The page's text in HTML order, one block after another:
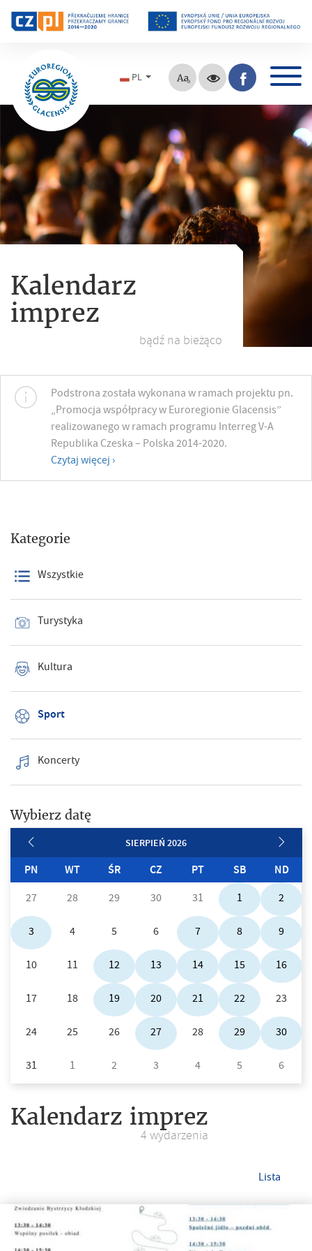
PL
Kalendarz
imprez
bądź na bieżąco
Podstrona została wykonana w ramach projektu pn.
„Promocja współpracy w Euroregionie Glacensis”
realizowanego w ramach programu Interreg V-A
Republika Czeska – Polska 2014-2020.
Czytaj więcej ›
Kategorie
Wszystkie
Turystyka
Kultura
Sport
Koncerty
Wybierz datę
SIERPIEŃ 2026
PN WT ŚR CZ PT SB ND
27 28 29 30 31 1
2
3
4 5 6 7 8
9
10
11 12 13 14 15
16
17
18 19 20 21 22
23
24
25 26 27 28 29
30
31
1 2 3 4 5 6
Kalendarz imprez
4 wydarzenia
Lista